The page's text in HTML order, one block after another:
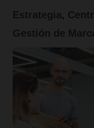
Estrategia,
Gestión de